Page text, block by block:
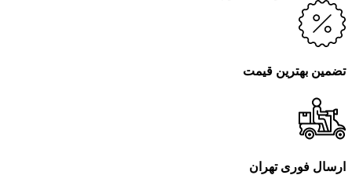
تضمین بهترین قیمت
ارسال فوری تهران